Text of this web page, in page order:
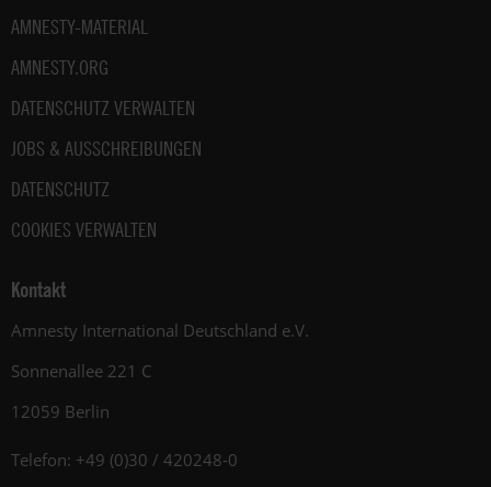
AMNESTY-MATERIAL
AMNESTY.ORG
DATENSCHUTZ VERWALTEN
JOBS & AUSSCHREIBUNGEN
DATENSCHUTZ
COOKIES VERWALTEN
Kontakt
Amnesty International Deutschland e.V.
Sonnenallee 221 C
12059 Berlin
Telefon: +49 (0)30 / 420248-0